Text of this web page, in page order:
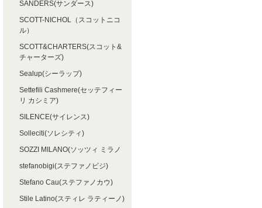
SANDERS(サンダース)
SCOTT-NICHOL（スコットニコ
ル）
SCOTT&CHARTERS(スコット&
チャーターズ)
Sealup(シーラップ)
Settefili Cashmere(セッテフィー
リ カシミア)
SILENCE(サイレンス)
Solleciti(ソレシティ)
SOZZI MILANO(ソッツィ ミラノ
stefanobigi(ステファノビジ)
Stefano Cau(ステファノカウ)
Stile Latino(スティレ ラティーノ)